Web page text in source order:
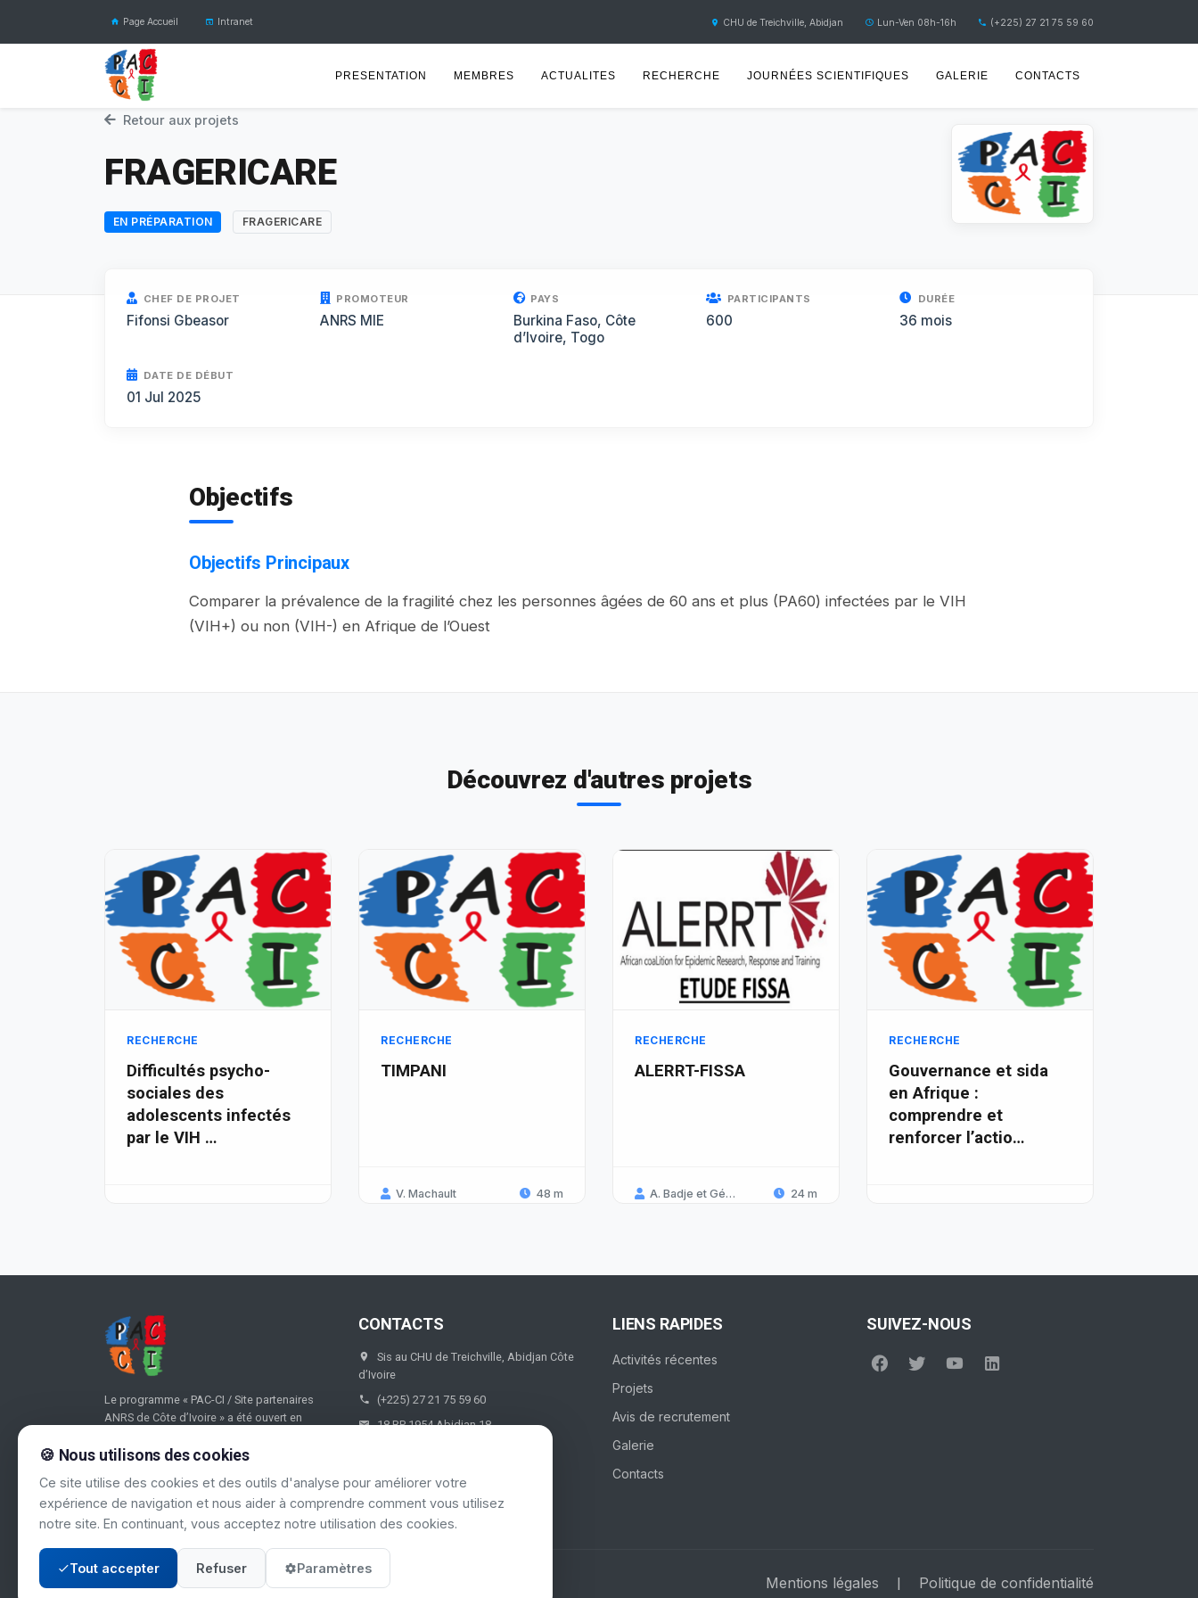
Page Accueil Intranet CHU de Treichville, Abidjan Lun-Ven 08h-16h (+225) 27 21 75 59 60
PRESENTATION MEMBRES ACTUALITES RECHERCHE JOURNÉES SCIENTIFIQUES GALERIE CONTACTS
Retour aux projets
FRAGERICARE
EN PRÉPARATION FRAGERICARE
CHEF DE PROJET
Fifonsi Gbeasor
PROMOTEUR
ANRS MIE
PAYS
Burkina Faso, Côte
d’Ivoire, Togo
PARTICIPANTS
600
DURÉE
36 mois
DATE DE DÉBUT
01 Jul 2025
Objectifs
Objectifs Principaux
Comparer la prévalence de la fragilité chez les personnes âgées de 60 ans et plus (PA60) infectées par le VIH
(VIH+) ou non (VIH-) en Afrique de l’Ouest
Découvrez d'autres projets
RECHERCHE
Difficultés psycho-
sociales des
adolescents infectés
par le VIH …
RECHERCHE
TIMPANI
V. Machault 48 m
RECHERCHE
ALERRT-FISSA
A. Badje et Gérard K. 24 m
RECHERCHE
Gouvernance et sida
en Afrique :
comprendre et
renforcer l’actio…
Le programme « PAC-CI / Site partenaires
ANRS de Côte d’Ivoire » a été ouvert en
entre le Ministère ivoirien de la Santé, le
Finances, le Ministère français de la
Coopération et l’ANRS.
CONTACTS
Sis au CHU de Treichville, Abidjan Côte
d’Ivoire
(+225) 27 21 75 59 60
18 BP 1954 Abidjan 18
LIENS RAPIDES
Activités récentes
Projets
Avis de recrutement
Galerie
Contacts
SUIVEZ-NOUS
© 2024 PAC-CI. Tous droits réservés. Mentions légales | Politique de confidentialité
🍪 Nous utilisons des cookies
Ce site utilise des cookies et des outils d'analyse pour améliorer votre
expérience de navigation et nous aider à comprendre comment vous utilisez
notre site. En continuant, vous acceptez notre utilisation des cookies.
Tout accepter Refuser Paramètres